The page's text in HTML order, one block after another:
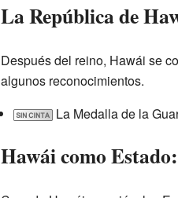
La República de
Después del reino, Hawái se
algunos reconocimientos.
La Medalla de la
Hawái como